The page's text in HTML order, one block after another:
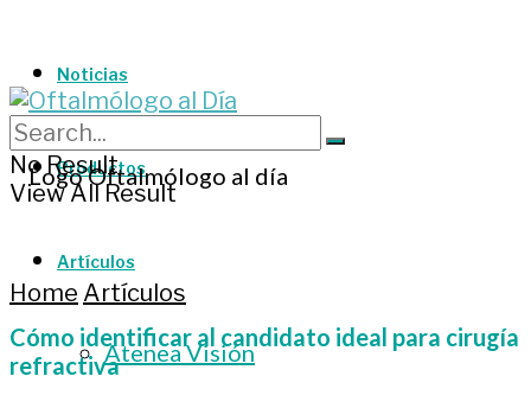
Noticias
Productos
Artículos
Atenea Visión
No Result
View All Result
Home Artículos
Cómo identificar al candidato ideal para cirugía
refractiva